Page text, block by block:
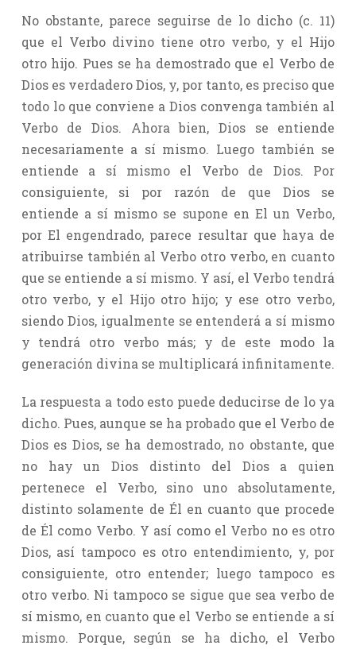
No obstante, parece seguirse de lo dicho (c. 11)
que el Verbo divino tiene otro verbo, y el Hijo
otro hijo. Pues se ha demostrado que el Verbo de
Dios es verdadero Dios, y, por tanto, es preciso que
todo lo que conviene a Dios convenga también al
Verbo de Dios. Ahora bien, Dios se entiende
necesariamente a sí mismo. Luego también se
entiende a sí mismo el Verbo de Dios. Por
consiguiente, si por razón de que Dios se
entiende a sí mismo se supone en El un Verbo,
por El engendrado, parece resultar que haya de
atribuirse también al Verbo otro verbo, en cuanto
que se entiende a sí mismo. Y así, el Verbo tendrá
otro verbo, y el Hijo otro hijo; y ese otro verbo,
siendo Dios, igualmente se entenderá a sí mismo
y tendrá otro verbo más; y de este modo la
generación divina se multiplicará infinitamente.
La respuesta a todo esto puede deducirse de lo ya
dicho. Pues, aunque se ha probado que el Verbo de
Dios es Dios, se ha demostrado, no obstante, que
no hay un Dios distinto del Dios a quien
pertenece el Verbo, sino uno absolutamente,
distinto solamente de Él en cuanto que procede
de Él como Verbo. Y así como el Verbo no es otro
Dios, así tampoco es otro entendimiento, y, por
consiguiente, otro entender; luego tampoco es
otro verbo. Ni tampoco se sigue que sea verbo de
sí mismo, en cuanto que el Verbo se entiende a sí
mismo. Porque, según se ha dicho, el Verbo